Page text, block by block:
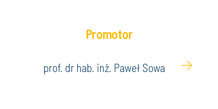
Promotor
prof. dr hab. inż. Paweł Sowa